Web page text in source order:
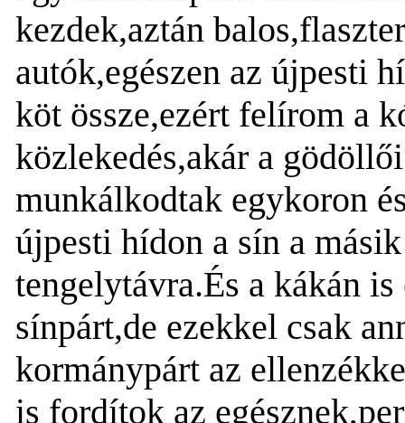
kezdek,aztán
autók,egészen az újpesti
köt össze,ezért felírom a
közlekedés,akár a
munkálkodtak egykoron
újpesti hídon a sín a
tengelytávra.És a kákán
sínpárt,de ezekkel csak
kormánypárt az
is fordítok az